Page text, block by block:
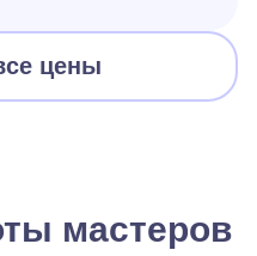
цены
мастеров